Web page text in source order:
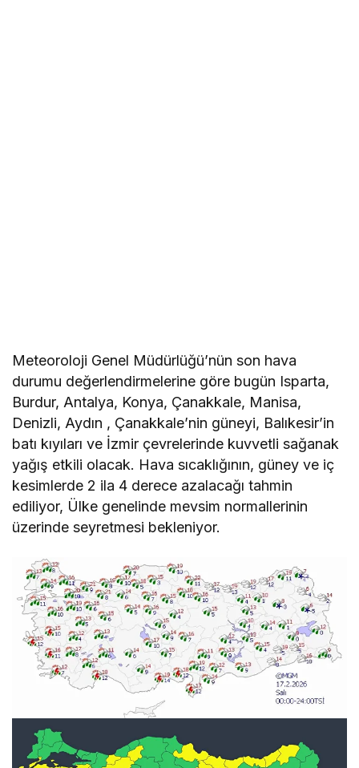
Meteoroloji Genel Müdürlüğü’nün son hava
durumu değerlendirmelerine göre bugün Isparta,
Burdur, Antalya, Konya, Çanakkale, Manisa,
Denizli, Aydın , Çanakkale’nin güneyi, Balıkesir’in
batı kıyıları ve İzmir çevrelerinde kuvvetli sağanak
yağış etkili olacak. Hava sıcaklığının, güney ve iç
kesimlerde 2 ila 4 derece azalacağı tahmin
ediliyor, Ülke genelinde mevsim normallerinin
üzerinde seyretmesi bekleniyor.